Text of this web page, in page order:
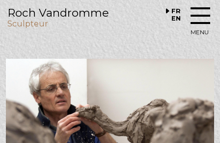
MENU
FR
EN
Roch Vandromme
Sculpteur